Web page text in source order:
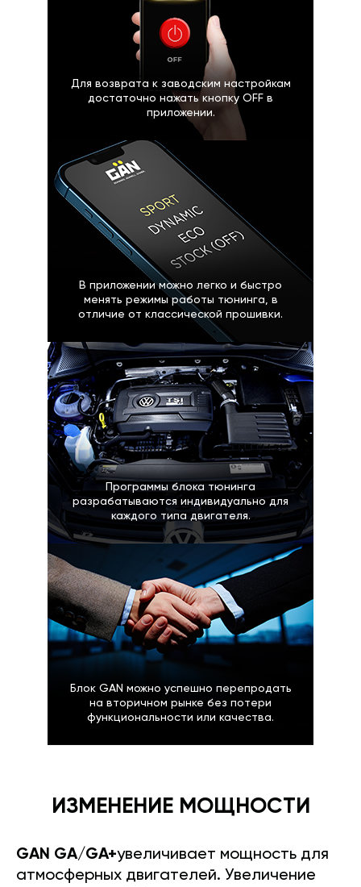
Для возврата к заводским настройкам
достаточно нажать кнопку OFF в
приложении.
В приложении можно легко и быстро
менять режимы работы тюнинга, в
отличие от классической прошивки.
Программы блока тюнинга
разрабатываются индивидуально для
каждого типа двигателя.
Блок GAN можно успешно перепродать
на вторичном рынке без потери
функциональности или качества.
ИЗМЕНЕНИЕ МОЩНОСТИ
GAN GA/GA+увеличивает мощность для
атмосферных двигателей. Увеличение